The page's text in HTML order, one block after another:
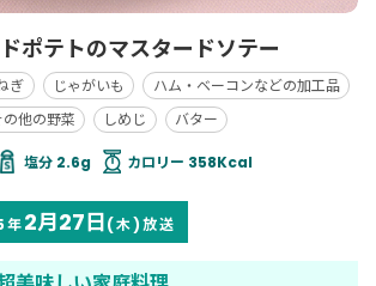
ポテトのマスタードソテー
ぎ じゃがいも
ハム・ベーコンなどの加工品
の他の野菜
しめじ バター
塩分 2.6g カロリー 358Kcal
2月27日(木)放送